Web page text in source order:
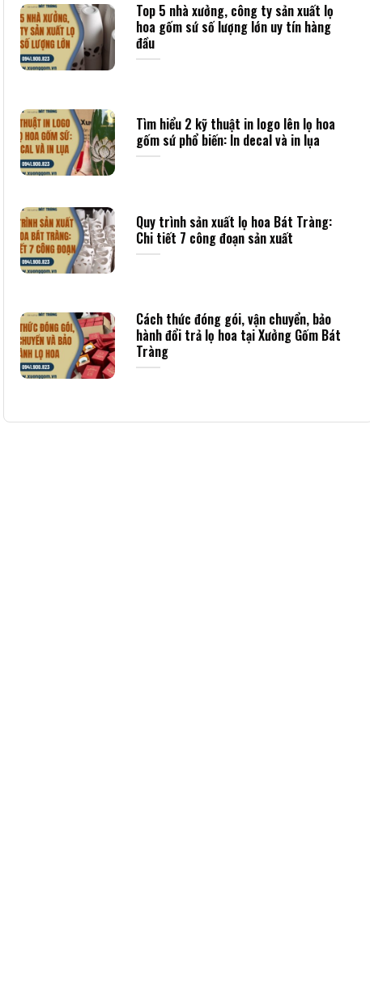
Top 5 nhà xưởng, công ty sản xuất lọ
hoa gốm sứ số lượng lớn uy tín hàng
đầu
Tìm hiểu 2 kỹ thuật in logo lên lọ hoa
gốm sứ phổ biến: In decal và in lụa
Quy trình sản xuất lọ hoa Bát Tràng:
Chi tiết 7 công đoạn sản xuất
Cách thức đóng gói, vận chuyển, bảo
hành đổi trả lọ hoa tại Xưởng Gốm Bát
Tràng